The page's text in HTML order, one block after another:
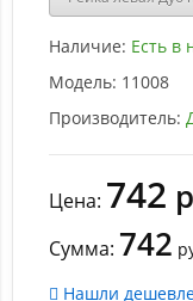
Наличие: Есть в
Модель: 11008
Производитель:
Цена: 742
Сумма: 742
Нашли